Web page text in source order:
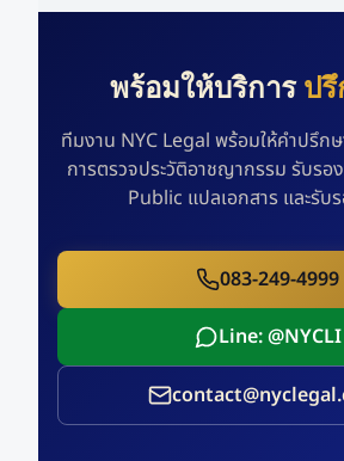
พร้อมให้บริการปรึ
ทีมงาน NYC Legal พร้อมให้คำปรึก
การตรวจประวัติอาชญากรรม รับรอ
Public แปลเอกสาร และรับ
083-249-4999
Line: @NYCLI